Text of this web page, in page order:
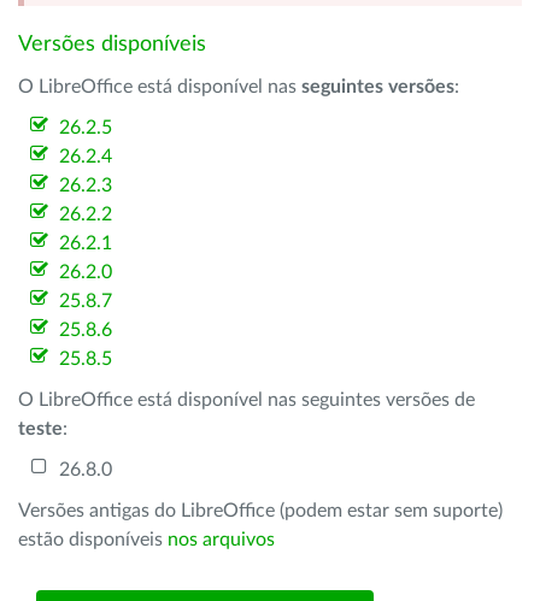
Versões disponíveis
O LibreOffice está disponível nas seguintes versões:
26.2.5
26.2.4
26.2.3
26.2.2
26.2.1
26.2.0
25.8.7
25.8.6
25.8.5
O LibreOffice está disponível nas seguintes versões de
teste:
26.8.0
Versões antigas do LibreOffice (podem estar sem suporte)
estão disponíveis nos arquivos